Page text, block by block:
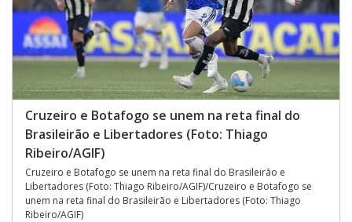
Cruzeiro e Botafogo se unem na reta final do
Brasileirão e Libertadores (Foto: Thiago
Ribeiro/AGIF)
Cruzeiro e Botafogo se unem na reta final do Brasileirão e
Libertadores (Foto: Thiago Ribeiro/AGIF)/Cruzeiro e Botafogo se
unem na reta final do Brasileirão e Libertadores (Foto: Thiago
Ribeiro/AGIF)